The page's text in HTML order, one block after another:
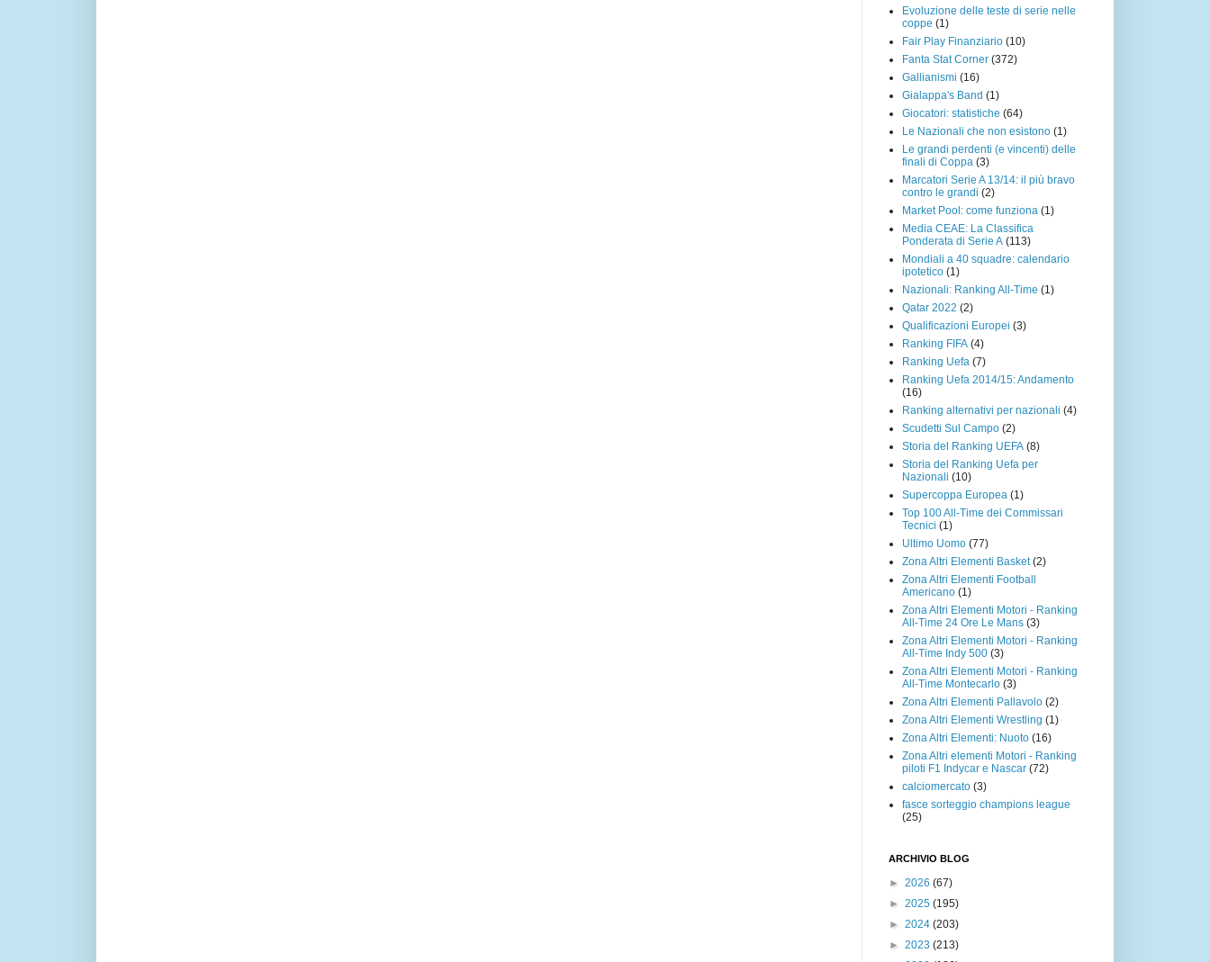
Evoluzione delle teste di serie nelle
coppe (1)
Fair Play Finanziario (10)
Fanta Stat Corner (372)
Gallianismi (16)
Gialappa's Band (1)
Giocatori: statistiche (64)
Le Nazionali che non esistono (1)
Le grandi perdenti (e vincenti) delle
finali di Coppa (3)
Marcatori Serie A 13/14: il più bravo
contro le grandi (2)
Market Pool: come funziona (1)
Media CEAE: La Classifica
Ponderata di Serie A (113)
Mondiali a 40 squadre: calendario
ipotetico (1)
Nazionali: Ranking All-Time (1)
Qatar 2022 (2)
Qualificazioni Europei (3)
Ranking FIFA (4)
Ranking Uefa (7)
Ranking Uefa 2014/15: Andamento
(16)
Ranking alternativi per nazionali (4)
Scudetti Sul Campo (2)
Storia del Ranking UEFA (8)
Storia del Ranking Uefa per
Nazionali (10)
Supercoppa Europea (1)
Top 100 All-Time dei Commissari
Tecnici (1)
Ultimo Uomo (77)
Zona Altri Elementi Basket (2)
Zona Altri Elementi Football
Americano (1)
Zona Altri Elementi Motori - Ranking
All-Time 24 Ore Le Mans (3)
Zona Altri Elementi Motori - Ranking
All-Time Indy 500 (3)
Zona Altri Elementi Motori - Ranking
All-Time Montecarlo (3)
Zona Altri Elementi Pallavolo (2)
Zona Altri Elementi Wrestling (1)
Zona Altri Elementi: Nuoto (16)
Zona Altri elementi Motori - Ranking
piloti F1 Indycar e Nascar (72)
calciomercato (3)
fasce sorteggio champions league
(25)
ARCHIVIO BLOG
► 2026 (67)
► 2025 (195)
► 2024 (203)
► 2023 (213)